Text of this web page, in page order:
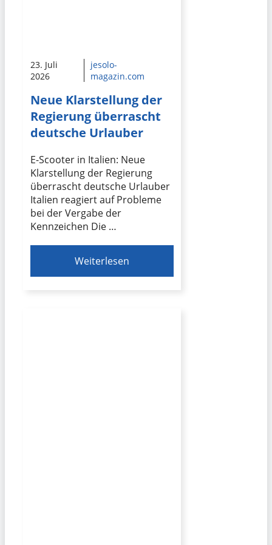
23. Juli
2026
jesolo-
magazin.com
Neue Klarstellung der
Regierung überrascht
deutsche Urlauber
E-Scooter in Italien: Neue
Klarstellung der Regierung
überrascht deutsche Urlauber
Italien reagiert auf Probleme
bei der Vergabe der
Kennzeichen Die …
Weiterlesen